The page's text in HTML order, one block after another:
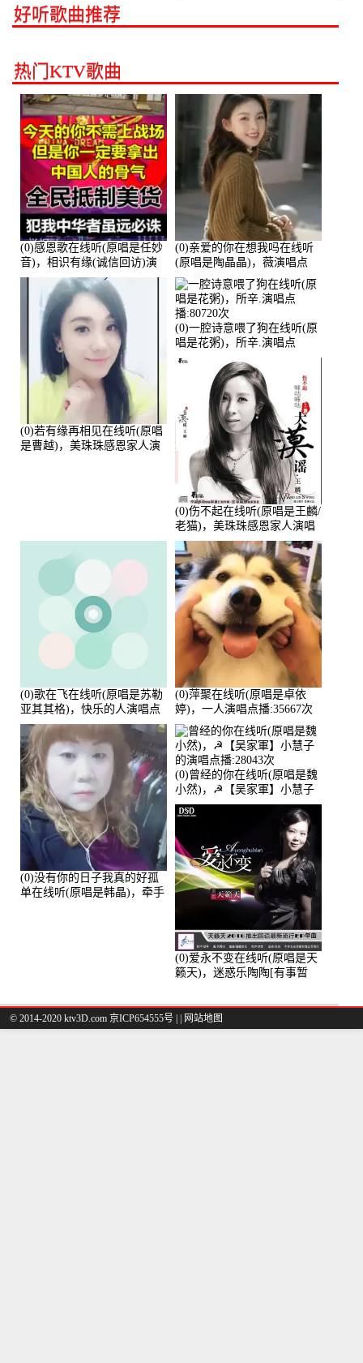
好听歌曲推荐
热门KTV歌曲
(0)感恩歌在线听(原唱是任妙
音)，相识有缘(诚信回访)演
唱点播:161288次
(0)亲爱的你在想我吗在线听
(原唱是陶晶晶)，薇演唱点
播:159722次
(0)若有缘再相见在线听(原唱
是曹越)，美珠珠感恩家人演
(0)一腔诗意喂了狗在线听(原
唱是花粥)，所辛.演唱点
播:80720次
(0)伤不起在线听(原唱是王麟/
老猫)，美珠珠感恩家人演唱
点播:80218次
(0)歌在飞在线听(原唱是苏勒
亚其其格)，快乐的人演唱点
播:36次
(0)萍聚在线听(原唱是卓依
婷)，一人演唱点播:35667次
(0)没有你的日子我真的好孤
单在线听(原唱是韩晶)，牵手
(0)曾经的你在线听(原唱是魏
小然)，☭【吴家軍】小慧子
的演唱点播:28043次
(0)爱永不变在线听(原唱是天
籁天)，迷惑乐陶陶[有事暂
© 2014-2020 ktv3D.com 京ICP654555号 | 网站地图